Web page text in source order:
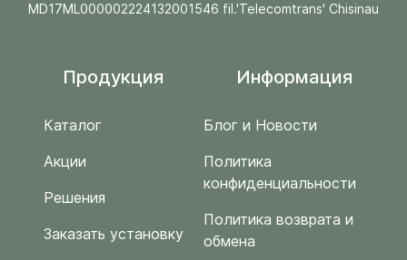
MD17ML000002224132001546 fil.'Telecomtrans' Chisinau
Продукция
Каталог
Акции
Решения
Заказать установку
Информация
Блог и Новости
Политика
конфиденциальности
Политика возврата и
обмена